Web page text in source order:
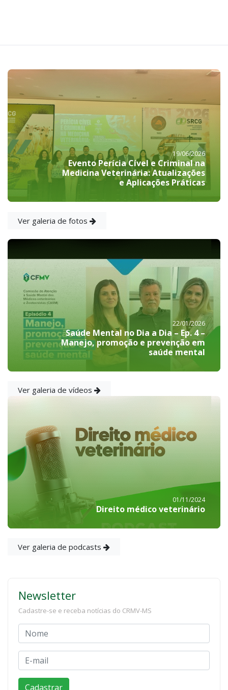
19/06/2026
Evento Perícia Cível e Criminal na
Medicina Veterinária: Atualizações
e Aplicações Práticas
Ver galeria de fotos
22/01/2026
Saúde Mental no Dia a Dia – Ep. 4 –
Manejo, promoção e prevenção em
saúde mental
Ver galeria de vídeos
01/11/2024
Direito médico veterinário
Ver galeria de podcasts
Newsletter
Cadastre-se e receba notícias do CRMV-MS